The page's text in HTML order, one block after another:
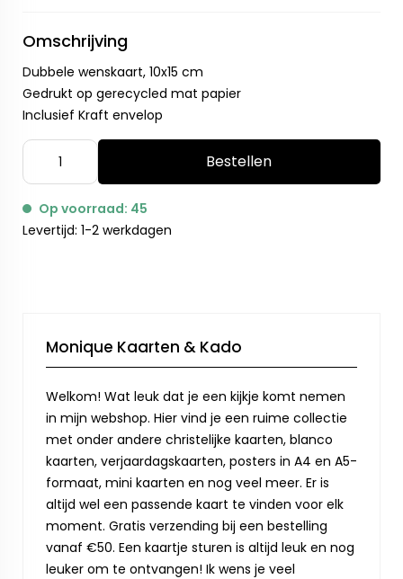
Omschrijving
Dubbele wenskaart, 10x15 cm
Gedrukt op gerecycled mat papier
Inclusief Kraft envelop
Bestellen
Op voorraad: 45
Levertijd: 1-2 werkdagen
Monique Kaarten & Kado
Welkom! Wat leuk dat je een kijkje komt nemen
in mijn webshop. Hier vind je een ruime collectie
met onder andere christelijke kaarten, blanco
kaarten, verjaardagskaarten, posters in A4 en A5-
formaat, mini kaarten en nog veel meer. Er is
altijd wel een passende kaart te vinden voor elk
moment. Gratis verzending bij een bestelling
vanaf €50. Een kaartje sturen is altijd leuk en nog
leuker om te ontvangen! Ik wens je veel